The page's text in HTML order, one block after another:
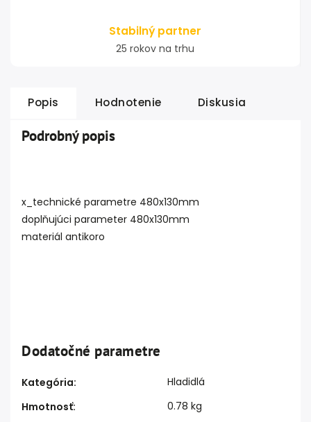
Stabilný partner
25 rokov na trhu
Popis Hodnotenie Diskusia
Podrobný popis
x_technické parametre 480x130mm
doplňujúci parameter 480x130mm
materiál antikoro
Dodatočné parametre
Kategória:
Hladidlá
Hmotnosť:
0.78 kg